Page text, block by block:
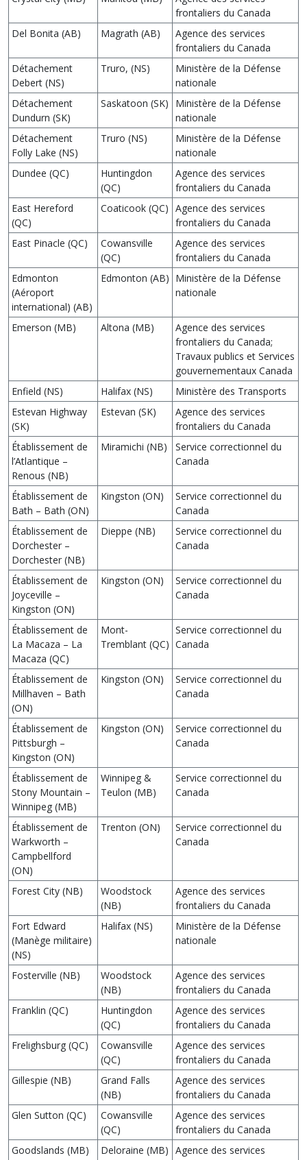
frontaliers du Canada
Del Bonita (AB)
Magrath (AB)
Agence des services
frontaliers du Canada
Détachement
Debert (NS)
Truro, (NS)
Ministère de la Défense
nationale
Détachement
Dundurn (SK)
Saskatoon (SK)
Ministère de la Défense
nationale
Détachement
Folly Lake (NS)
Truro (NS)
Ministère de la Défense
nationale
Dundee (QC)
Huntingdon
(QC)
Agence des services
frontaliers du Canada
East Hereford
(QC)
Coaticook (QC) Agence des services
frontaliers du Canada
East Pinacle (QC)
Cowansville
(QC)
Agence des services
frontaliers du Canada
Edmonton
(Aéroport
international) (AB)
Edmonton (AB) Ministère de la Défense
nationale
Emerson (MB) Altona (MB)
Agence des services
frontaliers du Canada;
Travaux publics et Services
gouvernementaux Canada
Enfield (NS)
Halifax (NS)
Ministère des Transports
Estevan Highway
(SK)
Estevan (SK)
Agence des services
frontaliers du Canada
Établissement de
l’Atlantique –
Renous (NB)
Miramichi (NB)
Service correctionnel du
Canada
Établissement de
Bath – Bath (ON)
Kingston (ON)
Service correctionnel du
Canada
Établissement de
Dorchester –
Dorchester (NB)
Dieppe (NB)
Service correctionnel du
Canada
Établissement de
Joyceville –
Kingston (ON)
Kingston (ON)
Service correctionnel du
Canada
Établissement de
La Macaza – La
Macaza (QC)
Mont-
Tremblant (QC)
Service correctionnel du
Canada
Établissement de
Millhaven – Bath
(ON)
Kingston (ON)
Service correctionnel du
Canada
Établissement de
Pittsburgh –
Kingston (ON)
Kingston (ON)
Service correctionnel du
Canada
Établissement de
Stony Mountain –
Winnipeg (MB)
Winnipeg &
Teulon (MB)
Service correctionnel du
Canada
Établissement de
Warkworth –
Campbellford
(ON)
Trenton (ON)
Service correctionnel du
Canada
Forest City (NB)
Woodstock
(NB)
Agence des services
frontaliers du Canada
Fort Edward
(Manège militaire)
(NS)
Halifax (NS)
Ministère de la Défense
nationale
Fosterville (NB)
Woodstock
(NB)
Agence des services
frontaliers du Canada
Franklin (QC)
Huntingdon
(QC)
Agence des services
frontaliers du Canada
Frelighsburg (QC)
Cowansville
(QC)
Agence des services
frontaliers du Canada
Gillespie (NB)
Grand Falls
(NB)
Agence des services
frontaliers du Canada
Glen Sutton (QC)
Cowansville
(QC)
Agence des services
frontaliers du Canada
Goodslands (MB)
Deloraine (MB) Agence des services